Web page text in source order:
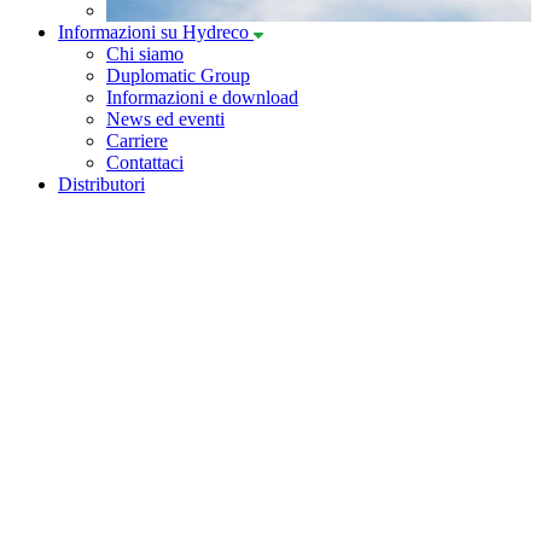
Informazioni su Hydreco
Chi siamo
Duplomatic Group
Informazioni e download
News ed eventi
Carriere
Contattaci
Distributori